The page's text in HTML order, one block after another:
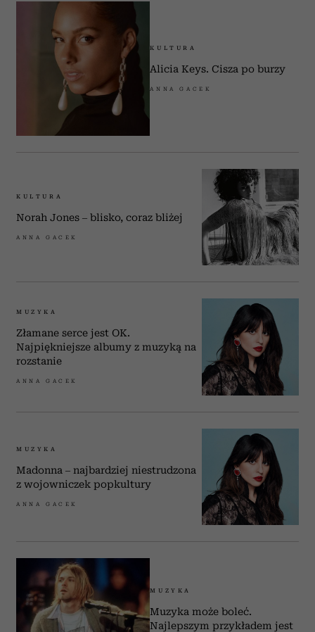
KULTURA
Alicia Keys. Cisza po burzy
ANNA GACEK
KULTURA
Norah Jones – blisko, coraz bliżej
ANNA GACEK
MUZYKA
Złamane serce jest OK.
Najpiękniejsze albumy z muzyką na
rozstanie
ANNA GACEK
MUZYKA
Madonna – najbardziej niestrudzona
z wojowniczek popkultury
ANNA GACEK
MUZYKA
Muzyka może boleć.
Najlepszym przykładem jest